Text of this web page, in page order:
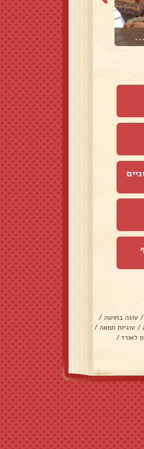
/ עוגה בחושה /
/ עוגיות חמאה /
לאורז /